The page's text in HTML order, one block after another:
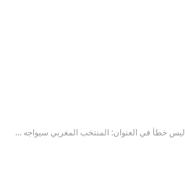
ليس خطأ في العنوان: المنتخب المغربي سيواجه المغرب في نهائي البطولة الأفريقية